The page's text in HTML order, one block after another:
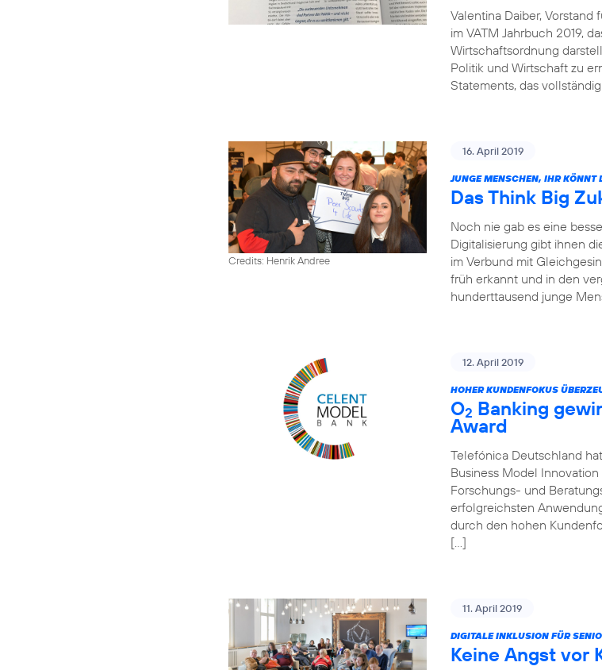
Valentina Daiber,
im VATM Jahrbuch 2019,
Wirtschaftsordnung
Politik und Wirtschaft zu
Statements, das
Credits: Henrik Andree
16. April 2019
JUNGE MENSCHEN, IHR KÖNNT
Das Think Big
Noch nie gab es eine
Digitalisierung gibt ihnen
im Verbund mit
früh erkannt und in den
hunderttausend junge
12. April 2019
HOHER KUNDENFOKUS
O2 Banking
Award
Telefónica Deutschland
Business Model
Forschungs- und
erfolgreichsten
durch den hohen
[…]
11. April 2019
DIGITALE INKLUSION FÜR
Keine Angst vor